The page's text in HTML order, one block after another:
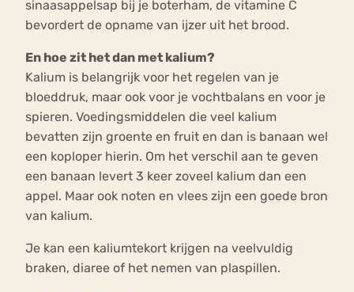
sinaasappelsap bij je boterham, de vitamine C
bevordert de opname van ijzer uit het brood.
En hoe zit het dan met kalium?
Kalium is belangrijk voor het regelen van je
bloeddruk, maar ook voor je vochtbalans en voor je
spieren. Voedingsmiddelen die veel kalium
bevatten zijn groente en fruit en dan is banaan wel
een koploper hierin. Om het verschil aan te geven
een banaan levert 3 keer zoveel kalium dan een
appel. Maar ook noten en vlees zijn een goede bron
van kalium.
Je kan een kaliumtekort krijgen na veelvuldig
braken, diaree of het nemen van plaspillen.